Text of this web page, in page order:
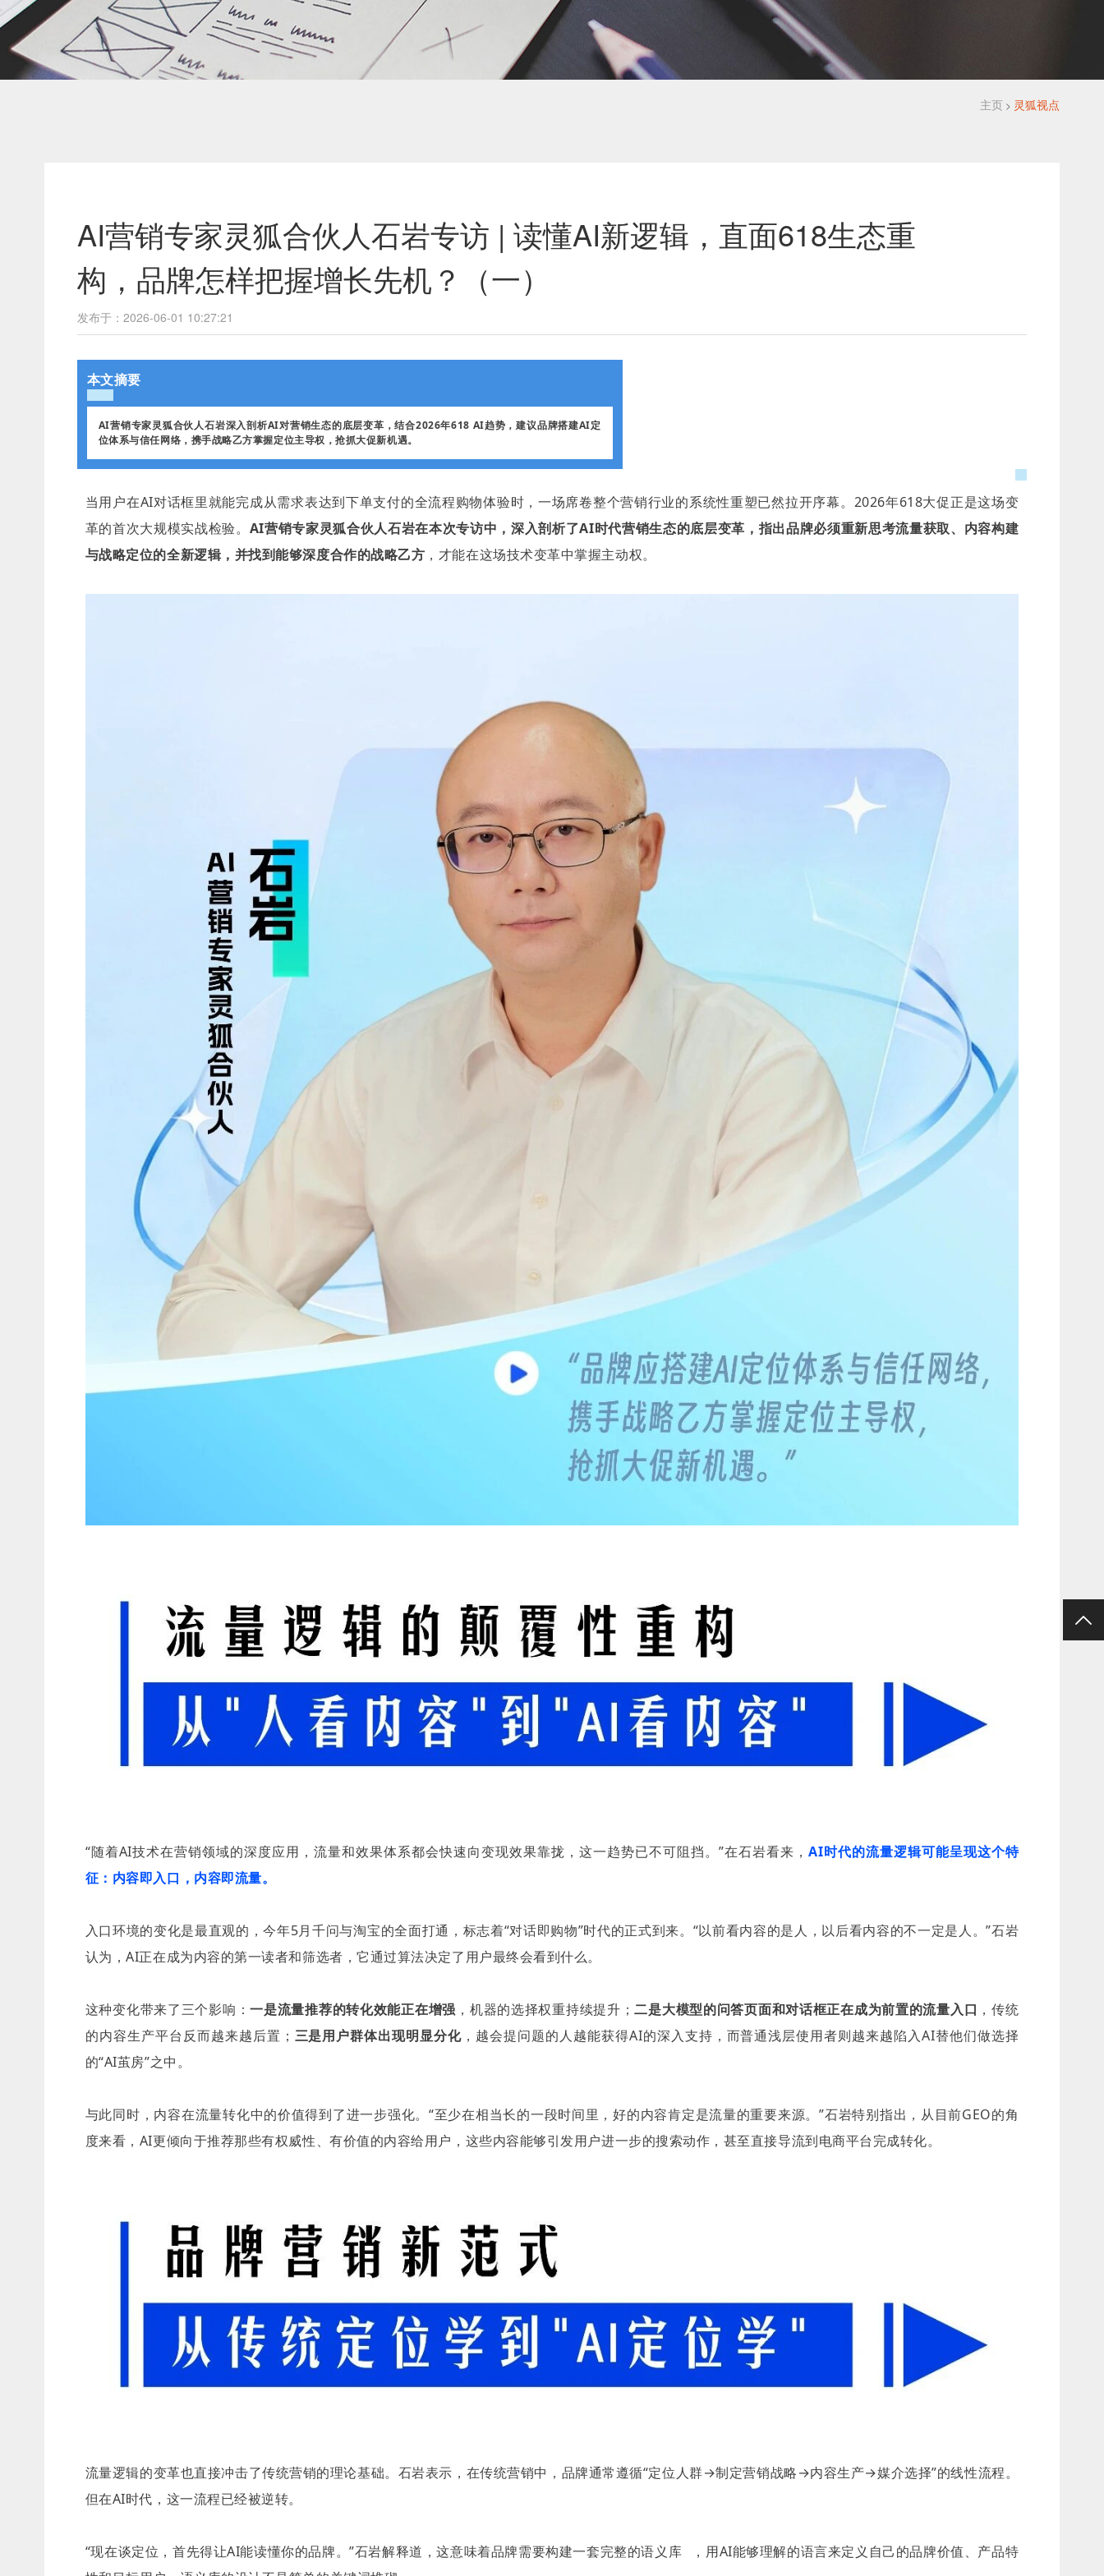
主页 > 灵狐视点
AI营销专家灵狐合伙人石岩专访 | 读懂AI新逻辑，直面618生态重
构，品牌怎样把握增长先机？（一）
发布于：2026-06-01 10:27:21
本文摘要
AI营销专家灵狐合伙人石岩深入剖析AI对营销生态的底层变革，结合2026年618 AI趋势，建议品牌搭建AI定
位体系与信任网络，携手战略乙方掌握定位主导权，抢抓大促新机遇。
当用户在AI对话框里就能完成从需求表达到下单支付的全流程购物体验时，一场席卷整个营销行业的系统性重塑已然拉开序幕。2026年618大促正是这场变
革的首次大规模实战检验。 AI营销专家灵狐合伙人石岩在本次专访中，深入剖析了AI时代营销生态的底层变革，指出品牌必须重新思考流量获取、内容构建
与战略定位的全新逻辑，并找到能够深度合作的战略乙方 ，才能在这场技术变革中掌握主动权。
“随着AI技术在营销领域的深度应用，流量和效果体系都会快速向变现效果靠拢，这一趋势已不可阻挡。”在石岩看来，AI时代的流量逻辑可能呈现这个特
征：内容即入口，内容即流量。
入口环境的变化是最直观的，今年5月千问与淘宝的全面打通，标志着“对话即购物”时代的正式到来。“以前看内容的是人，以后看内容的不一定是人。”石岩
认为，AI正在成为内容的第一读者和筛选者，它通过算法决定了用户最终会看到什么。
这种变化带来了三个影响：一是流量推荐的转化效能正在增强 ，机器的选择权重持续提升；二是大模型的问答页面和对话框正在成为前置的流量入口 ，传统
的内容生产平台反而越来越后置； 三是用户群体出现明显分化 ，越会提问题的人越能获得AI的深入支持，而普通浅层使用者则越来越陷入AI替他们做选择
的“AI茧房”之中。
与此同时，内容在流量转化中的价值得到了进一步强化。“至少在相当长的一段时间里，好的内容肯定是流量的重要来源。”石岩特别指出，从目前GEO的角
度来看，AI更倾向于推荐那些有权威性、有价值的内容给用户，这些内容能够引发用户进一步的搜索动作，甚至直接导流到电商平台完成转化。
流量逻辑的变革也直接冲击了传统营销的理论基础。石岩表示，在传统营销中，品牌通常遵循“定位人群→制定营销战略→内容生产→媒介选择”的线性流程。
但在AI时代，这一流程已经被逆转。
“现在谈定位，首先得让AI能读懂你的品牌。”石岩解释道，这意味着品牌需要构建一套完整的语义库
，用AI能够理解的语言来定义自己的品牌价值、产品特